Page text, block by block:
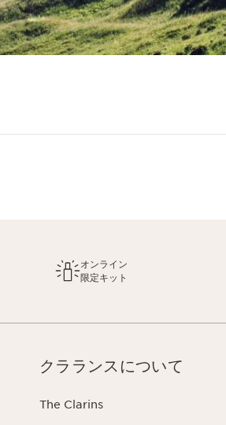
オンライン
限定キット
クラランスについて
The Clarins